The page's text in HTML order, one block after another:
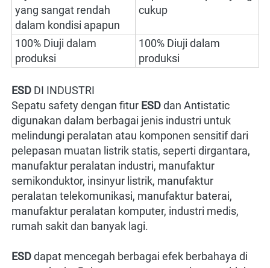
yang sangat rendah
dalam kondisi apapun
cukup
100% Diuji dalam
produksi
100% Diuji dalam
produksi
ESD DI INDUSTRI
Sepatu safety dengan fitur ESD dan Antistatic
digunakan dalam berbagai jenis industri untuk
melindungi peralatan atau komponen sensitif dari
pelepasan muatan listrik statis, seperti dirgantara,
manufaktur peralatan industri, manufaktur
semikonduktor, insinyur listrik, manufaktur
peralatan telekomunikasi, manufaktur baterai,
manufaktur peralatan komputer, industri medis,
rumah sakit dan banyak lagi.
ESD dapat mencegah berbagai efek berbahaya di